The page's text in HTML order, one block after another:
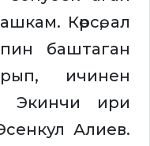
Көрсө, ал
баштаган
ичинен
Экинчи ири
Алиев.